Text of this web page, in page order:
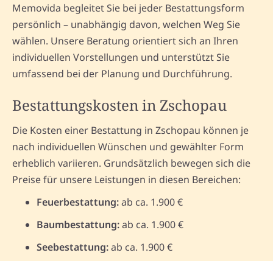
Memovida begleitet Sie bei jeder Bestattungsform
persönlich – unabhängig davon, welchen Weg Sie
wählen. Unsere Beratung orientiert sich an Ihren
individuellen Vorstellungen und unterstützt Sie
umfassend bei der Planung und Durchführung.
Bestattungskosten in Zschopau
Die Kosten einer Bestattung in Zschopau können je
nach individuellen Wünschen und gewählter Form
erheblich variieren. Grundsätzlich bewegen sich die
Preise für unsere Leistungen in diesen Bereichen:
Feuerbestattung:ab ca. 1.900 €
Baumbestattung:ab ca. 1.900 €
Seebestattung:ab ca. 1.900 €